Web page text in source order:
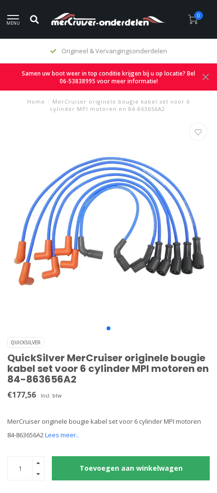
MENU
0
& Vervangingsonderdelen
Samen uw boot weer in top conditie krijgen bij u op locatie? Bel
06-53838995 voor meer informatie!
Home / MerCruiser originele bougie kabel set voor 6
cylinder MPI motoren en 84-863656A2
QUICKSILVER
QuickSilver MerCruiser originele bougie
kabel set voor 6 cylinder MPI motoren en
84-863656A2
€177,56 Incl. btw
MerCruiser originele bougie kabel set voor 6 cylinder MPI motoren
84-863656A2Lees meer..
Toevoegen aan winkelwagen